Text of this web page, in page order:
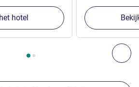
etablissementen in de buurt
andere etablissementen in de buurt 1
hotel